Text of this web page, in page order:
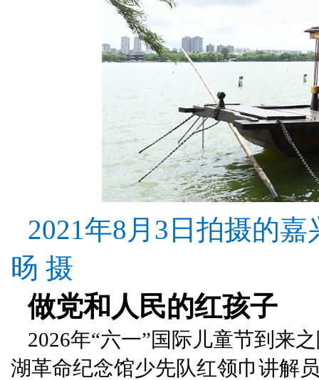
2021年8月3日拍摄的
旸 摄
做党和人民的红孩子
2026年“六一”国际儿童节到来
湖革命纪念馆少先队红领巾讲解